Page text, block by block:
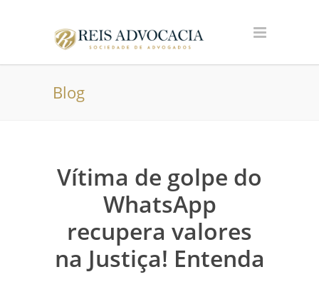
Blog
Vítima de golpe do
WhatsApp
recupera valores
na Justiça! Entenda